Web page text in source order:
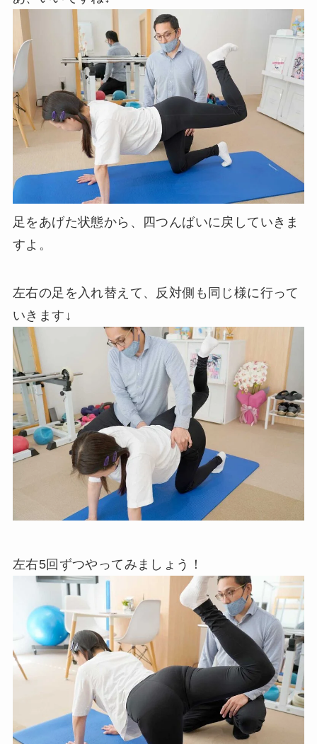
足をあげた状態から、四つんばいに戻していきま
すよ。
左右の足を入れ替えて、反対側も同じ様に行って
いきます↓
左右5回ずつやってみましょう！